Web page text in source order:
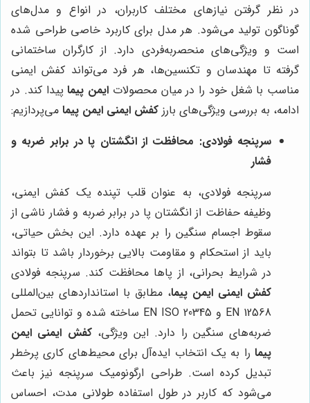
در نظر گرفتن نیازهای مختلف کاربران، در انواع و مدل‌های
گوناگون تولید می‌شود. هر مدل برای کاربرد خاصی طراحی شده
است و ویژگی‌های منحصربه‌فردی دارد. از کارگران ساختمانی
گرفته تا مهندسان و تکنسین‌ها، هر فرد می‌تواند کفش ایمنی
مناسب با شغل خود را در میان محصولات ایمن پیماپیدا کند. در
ادامه، به بررسی ویژگی‌های بارز کفش ایمنی ایمن پیما می‌پردازیم:
سرپنجه فولادی: محافظت از انگشتان پا در برابر ضربه و
فشار
سرپنجه فولادی، به عنوان قلب تپنده یک کفش ایمنی،
وظیفه حفاظت از انگشتان پا در برابر ضربه و فشار ناشی از
سقوط اجسام سنگین را بر عهده دارد. این بخش حیاتی،
باید از استحکام و مقاومت بالایی برخوردار باشد تا بتواند
در شرایط بحرانی، از پاها محافظت کند. سرپنجه فولادی
کفش ایمنی ایمن پیما، مطابق با استانداردهای بین‌المللی
EN 12568 و EN ISO 20345 ساخته شده و توانایی تحمل
ضربه‌های سنگین را دارد. این ویژگی،کفش ایمنی ایمن
پیما را به یک انتخاب ایده‌آل برای محیط‌های کاری پرخطر
تبدیل کرده است. طراحی ارگونومیک سرپنجه نیز باعث
می‌شود که کاربر در طول استفاده طولانی مدت، احساس